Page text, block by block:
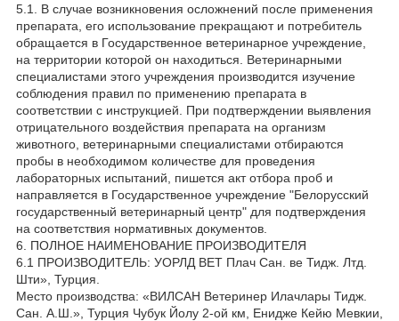
5.1. В случае возникновения осложнений после применения
препарата, его использование прекращают и потребитель
обращается в Государственное ветеринарное учреждение,
на территории которой он находиться. Ветеринарными
специалистами этого учреждения производится изучение
соблюдения правил по применению препарата в
соответствии с инструкцией. При подтверждении выявления
отрицательного воздействия препарата на организм
животного, ветеринарными специалистами отбираются
пробы в необходимом количестве для проведения
лабораторных испытаний, пишется акт отбора проб и
направляется в Государственное учреждение "Белорусский
государственный ветеринарный центр" для подтверждения
на соответствия нормативных документов.
6. ПОЛНОЕ НАИМЕНОВАНИЕ ПРОИЗВОДИТЕЛЯ
6.1 ПРОИЗВОДИТЕЛЬ: УОРЛД BET Плач Сан. ве Тидж. Лтд.
Шти», Турция.
Место производства: «ВИЛСАН Ветеринер Илачлары Тидж.
Сан. А.Ш.», Турция Чубук Йолу 2-ой км, Енидже Кейю Мевкии,